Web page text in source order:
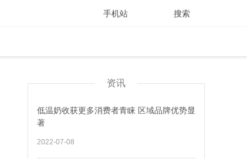
手机站 搜索
资讯
低温奶收获更多消费者青睐 区域品牌优势显
著
2022-07-08